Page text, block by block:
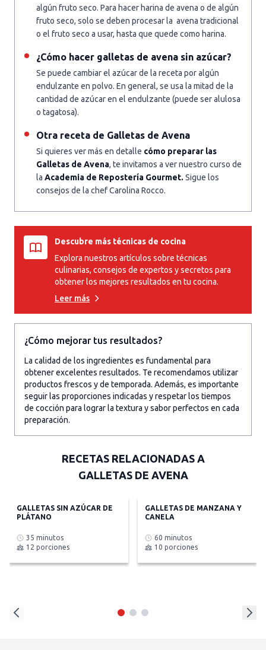
algún fruto seco. Para hacer harina de avena o de algún
fruto seco, solo se deben procesar la avena tradicional
o el fruto seco a usar, hasta que quede como harina.
¿Cómo hacer galletas de avena sin azúcar?
Se puede cambiar el azúcar de la receta por algún
endulzante en polvo. En general, se usa la mitad de la
cantidad de azúcar en el endulzante (puede ser alulosa
o tagatosa).
Otra receta de Galletas de Avena
Si quieres ver más en detalle cómo preparar las
Galletas de Avena, te invitamos a ver nuestro curso de
la Academia de Repostería Gourmet. Sigue los
consejos de la chef Carolina Rocco.
Descubre más técnicas de cocina
Explora nuestros artículos sobre técnicas
culinarias, consejos de expertos y secretos para
obtener los mejores resultados en tu cocina.
Leer más
¿Cómo mejorar tus resultados?
La calidad de los ingredientes es fundamental para
obtener excelentes resultados. Te recomendamos utilizar
productos frescos y de temporada. Además, es importante
seguir las proporciones indicadas y respetar los tiempos
de cocción para lograr la textura y sabor perfectos en cada
preparación.
RECETAS RELACIONADAS A
GALLETAS DE AVENA
GALLETAS SIN AZÚCAR DE
PLÁTANO
35 minutos
12 porciones
GALLETAS DE MANZANA Y
CANELA
60 minutos
10 porciones